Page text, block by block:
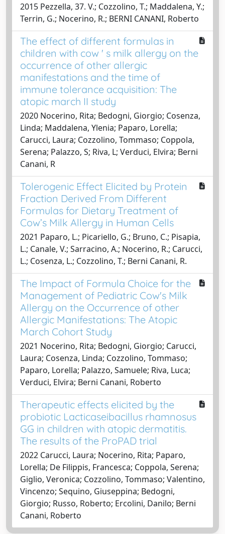
2015 Pezzella, 37. V.; Cozzolino, T.; Maddalena, Y.;
Terrin, G.; Nocerino, R.; BERNI CANANI, Roberto
The effect of different formulas in
children with cow ' s milk allergy on the
occurrence of other allergic
manifestations and the time of
immune tolerance acquisition: The
atopic march II study
2020 Nocerino, Rita; Bedogni, Giorgio; Cosenza,
Linda; Maddalena, Ylenia; Paparo, Lorella;
Carucci, Laura; Cozzolino, Tommaso; Coppola,
Serena; Palazzo, S; Riva, L; Verduci, Elvira; Berni
Canani, R
Tolerogenic Effect Elicited by Protein
Fraction Derived From Different
Formulas for Dietary Treatment of
Cow’s Milk Allergy in Human Cells
2021 Paparo, L.; Picariello, G.; Bruno, C.; Pisapia,
L.; Canale, V.; Sarracino, A.; Nocerino, R.; Carucci,
L.; Cosenza, L.; Cozzolino, T.; Berni Canani, R.
The Impact of Formula Choice for the
Management of Pediatric Cow's Milk
Allergy on the Occurrence of other
Allergic Manifestations: The Atopic
March Cohort Study
2021 Nocerino, Rita; Bedogni, Giorgio; Carucci,
Laura; Cosenza, Linda; Cozzolino, Tommaso;
Paparo, Lorella; Palazzo, Samuele; Riva, Luca;
Verduci, Elvira; Berni Canani, Roberto
Therapeutic effects elicited by the
probiotic Lacticaseibacillus rhamnosus
GG in children with atopic dermatitis.
The results of the ProPAD trial
2022 Carucci, Laura; Nocerino, Rita; Paparo,
Lorella; De Filippis, Francesca; Coppola, Serena;
Giglio, Veronica; Cozzolino, Tommaso; Valentino,
Vincenzo; Sequino, Giuseppina; Bedogni,
Giorgio; Russo, Roberto; Ercolini, Danilo; Berni
Canani, Roberto